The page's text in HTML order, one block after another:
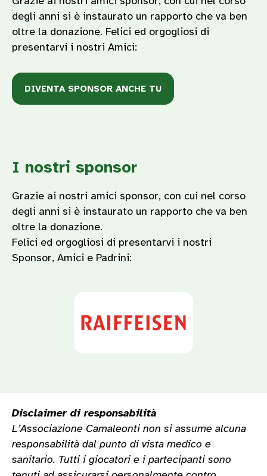
degli anni si è instaurato un rapporto che va ben
oltre la donazione. Felici ed orgogliosi di
presentarvi i nostri Amici:
DIVENTA SPONSOR ANCHE TU
I nostri sponsor
Grazie ai nostri amici sponsor, con cui nel corso
degli anni si è instaurato un rapporto che va ben
oltre la donazione.
Felici ed orgogliosi di presentarvi i nostri
Sponsor, Amici e Padrini:
Disclaimer di responsabilità
L’Associazione Camaleonti non si assume alcuna
responsabilità dal punto di vista medico e
sanitario. Tutti i giocatori e i partecipanti sono